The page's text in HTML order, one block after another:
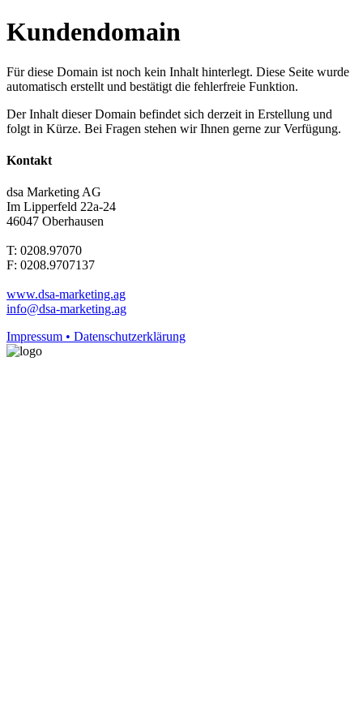
Kundendomain
Für diese Domain ist noch kein Inhalt hinterlegt. Diese Seite wurde
automatisch erstellt und bestätigt die fehlerfreie Funktion.
Der Inhalt dieser Domain befindet sich derzeit in Erstellung und
folgt in Kürze. Bei Fragen stehen wir Ihnen gerne zur Verfügung.
Kontakt
dsa Marketing AG
Im Lipperfeld 22a-24
46047 Oberhausen
T: 0208.97070
F: 0208.9707137
www.dsa-marketing.ag
info@dsa-marketing.ag
Impressum • Datenschutzerklärung